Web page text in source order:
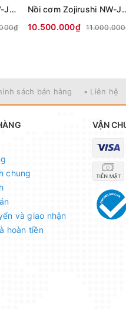
Nồi cơm zojirushi NW-JZ18 có tách đường
Nồi cơm
10.500.000₫
sách bán hàng • Liên hệ
chung
và giao nhận
hoàn tiền
VẬN